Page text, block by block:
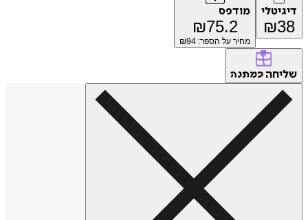
דיגיטלי
₪38
מודפס
₪75.2
מחיר על הספר: ₪ 94
שליחה כמתנה